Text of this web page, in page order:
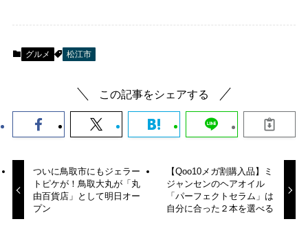
グルメ 松江市
この記事をシェアする
ついに鳥取市にもジェラー
トピケが！鳥取大丸が「丸
由百貨店」として明日オー
プン
【Qoo10メガ割購入品】ミ
ジャンセンのヘアオイル
「パーフェクトセラム」は
自分に合った２本を選べる